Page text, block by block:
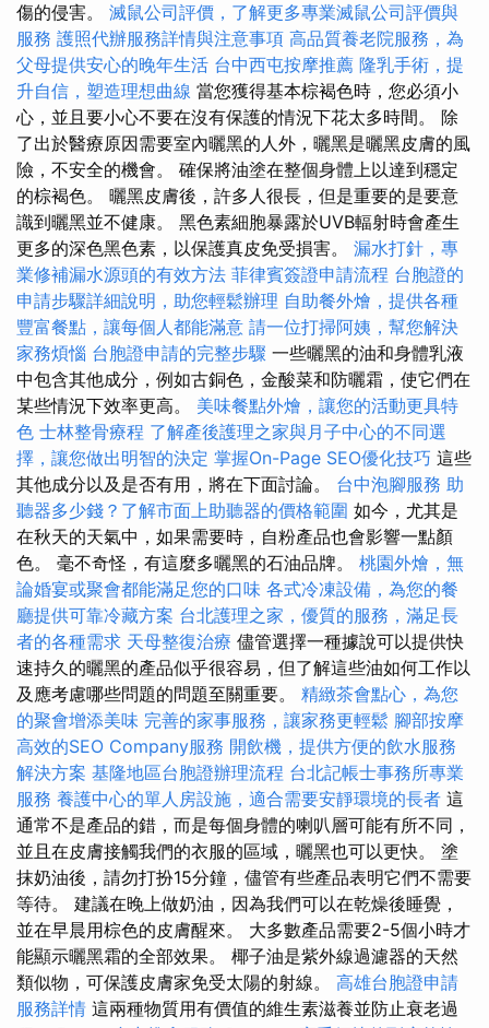
傷的侵害。 滅鼠公司評價，了解更多專業滅鼠公司評價與
服務 護照代辦服務詳情與注意事項 高品質養老院服務，為
父母提供安心的晚年生活 台中西屯按摩推薦 隆乳手術，提
升自信，塑造理想曲線 當您獲得基本棕褐色時，您必須小
心，並且要小心不要在沒有保護的情況下花太多時間。 除
了出於醫療原因需要室內曬黑的人外，曬黑是曬黑皮膚的風
險，不安全的機會。 確保將油塗在整個身體上以達到穩定
的棕褐色。 曬黑皮膚後，許多人很長，但是重要的是要意
識到曬黑並不健康。 黑色素細胞暴露於UVB輻射時會產生
更多的深色黑色素，以保護真皮免受損害。 漏水打針，專
業修補漏水源頭的有效方法 菲律賓簽證申請流程 台胞證的
申請步驟詳細說明，助您輕鬆辦理 自助餐外燴，提供各種
豐富餐點，讓每個人都能滿意 請一位打掃阿姨，幫您解決
家務煩惱 台胞證申請的完整步驟 一些曬黑的油和身體乳液
中包含其他成分，例如古銅色，金酸菜和防曬霜，使它們在
某些情況下效率更高。 美味餐點外燴，讓您的活動更具特
色 士林整骨療程 了解產後護理之家與月子中心的不同選
擇，讓您做出明智的決定 掌握On-Page SEO優化技巧 這些
其他成分以及是否有用，將在下面討論。 台中泡腳服務 助
聽器多少錢？了解市面上助聽器的價格範圍 如今，尤其是
在秋天的天氣中，如果需要時，自粉產品也會影響一點顏
色。 毫不奇怪，有這麼多曬黑的石油品牌。 桃園外燴，無
論婚宴或聚會都能滿足您的口味 各式冷凍設備，為您的餐
廳提供可靠冷藏方案 台北護理之家，優質的服務，滿足長
者的各種需求 天母整復治療 儘管選擇一種據說可以提供快
速持久的曬黑的產品似乎很容易，但了解這些油如何工作以
及應考慮哪些問題的問題至關重要。 精緻茶會點心，為您
的聚會增添美味 完善的家事服務，讓家務更輕鬆 腳部按摩
高效的SEO Company服務 開飲機，提供方便的飲水服務
解決方案 基隆地區台胞證辦理流程 台北記帳士事務所專業
服務 養護中心的單人房設施，適合需要安靜環境的長者 這
通常不是產品的錯，而是每個身體的喇叭層可能有所不同，
並且在皮膚接觸我們的衣服的區域，曬黑也可以更快。 塗
抹奶油後，請勿打扮15分鐘，儘管有些產品表明它們不需要
等待。 建議在晚上做奶油，因為我們可以在乾燥後睡覺，
並在早晨用棕色的皮膚醒來。 大多數產品需要2-5個小時才
能顯示曬黑霜的全部效果。 椰子油是紫外線過濾器的天然
類似物，可保護皮膚家免受太陽的射線。 高雄台胞證申請
服務詳情 這兩種物質用有價值的維生素滋養並防止衰老過